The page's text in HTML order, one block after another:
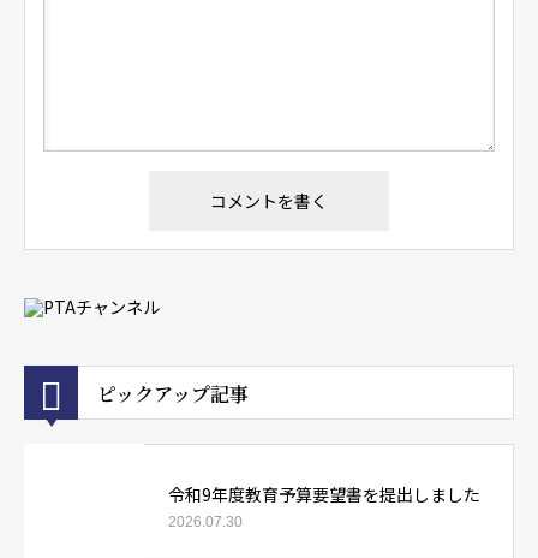
ピックアップ記事
令和9年度教育予算要望書を提出しました
2026.07.30